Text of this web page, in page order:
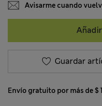
Avisarme cuando
Guardar
Envío gratuito por más de $